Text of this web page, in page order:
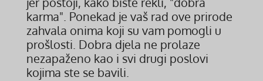
karma". Ponekad je vaš rad ove prirode
zahvala onima koji su vam pomogli u
prošlosti. Dobra djela ne prolaze
nezapaženo kao i svi drugi poslovi
kojima ste se bavili.